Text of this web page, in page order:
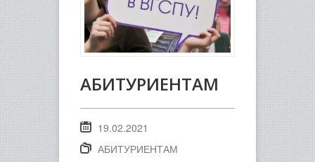
АБИТУРИЕНТАМ
19.02.2021
АБИТУРИЕНТАМ